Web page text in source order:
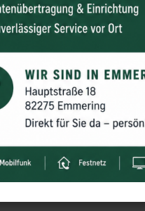
Lautsprecher
Backcover / Rückseite
Mikrofon
Wasserschäden